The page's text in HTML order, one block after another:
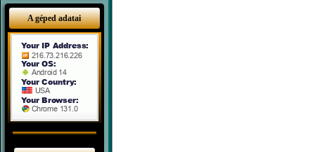
A géped adatai